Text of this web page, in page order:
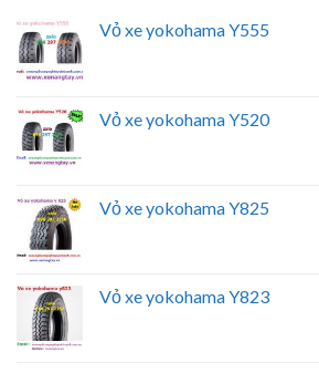
Vỏ xe yokohama Y555
Vỏ xe yokohama Y520
Vỏ xe yokohama Y825
Vỏ xe yokohama Y823